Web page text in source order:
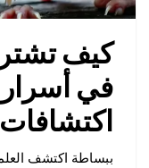
كيف
في
ببساطة اكتشف